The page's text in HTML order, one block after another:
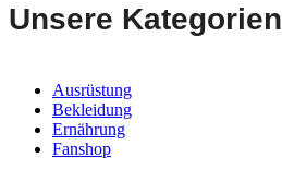
Unsere Kategorien
Ausrüstung
Bekleidung
Ernährung
Fanshop